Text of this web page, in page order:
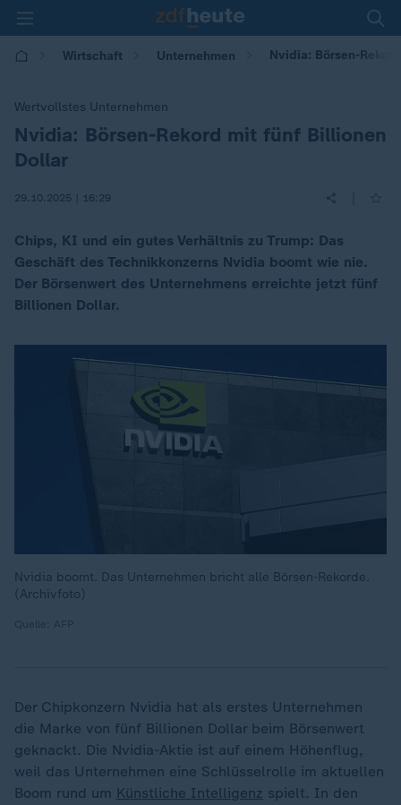
Wirtschaft Unternehmen Nvidia: Börsen-
Wertvollstes Unternehmen
:Nvidia: Börsen-Rekord mit fünf Billionen
Dollar
29.10.2025 | 16:29
Chips, KI und ein gutes Verhältnis zu Trump: Das
Geschäft des Technikkonzerns Nvidia boomt wie nie.
Der Börsenwert des Unternehmens erreichte jetzt fünf
Billionen Dollar.
Nvidia boomt. Das Unternehmen bricht alle Börsen-Rekorde.
(Archivfoto)
Der Chipkonzern Nvidia hat als erstes Unternehmen
die Marke von fünf Billionen Dollar beim Börsenwert
geknackt. Die Nvidia-Aktie ist auf einem Höhenflug,
weil das Unternehmen eine Schlüsselrolle im aktuellen
Boom rund um Künstliche Intelligenz spielt. In den